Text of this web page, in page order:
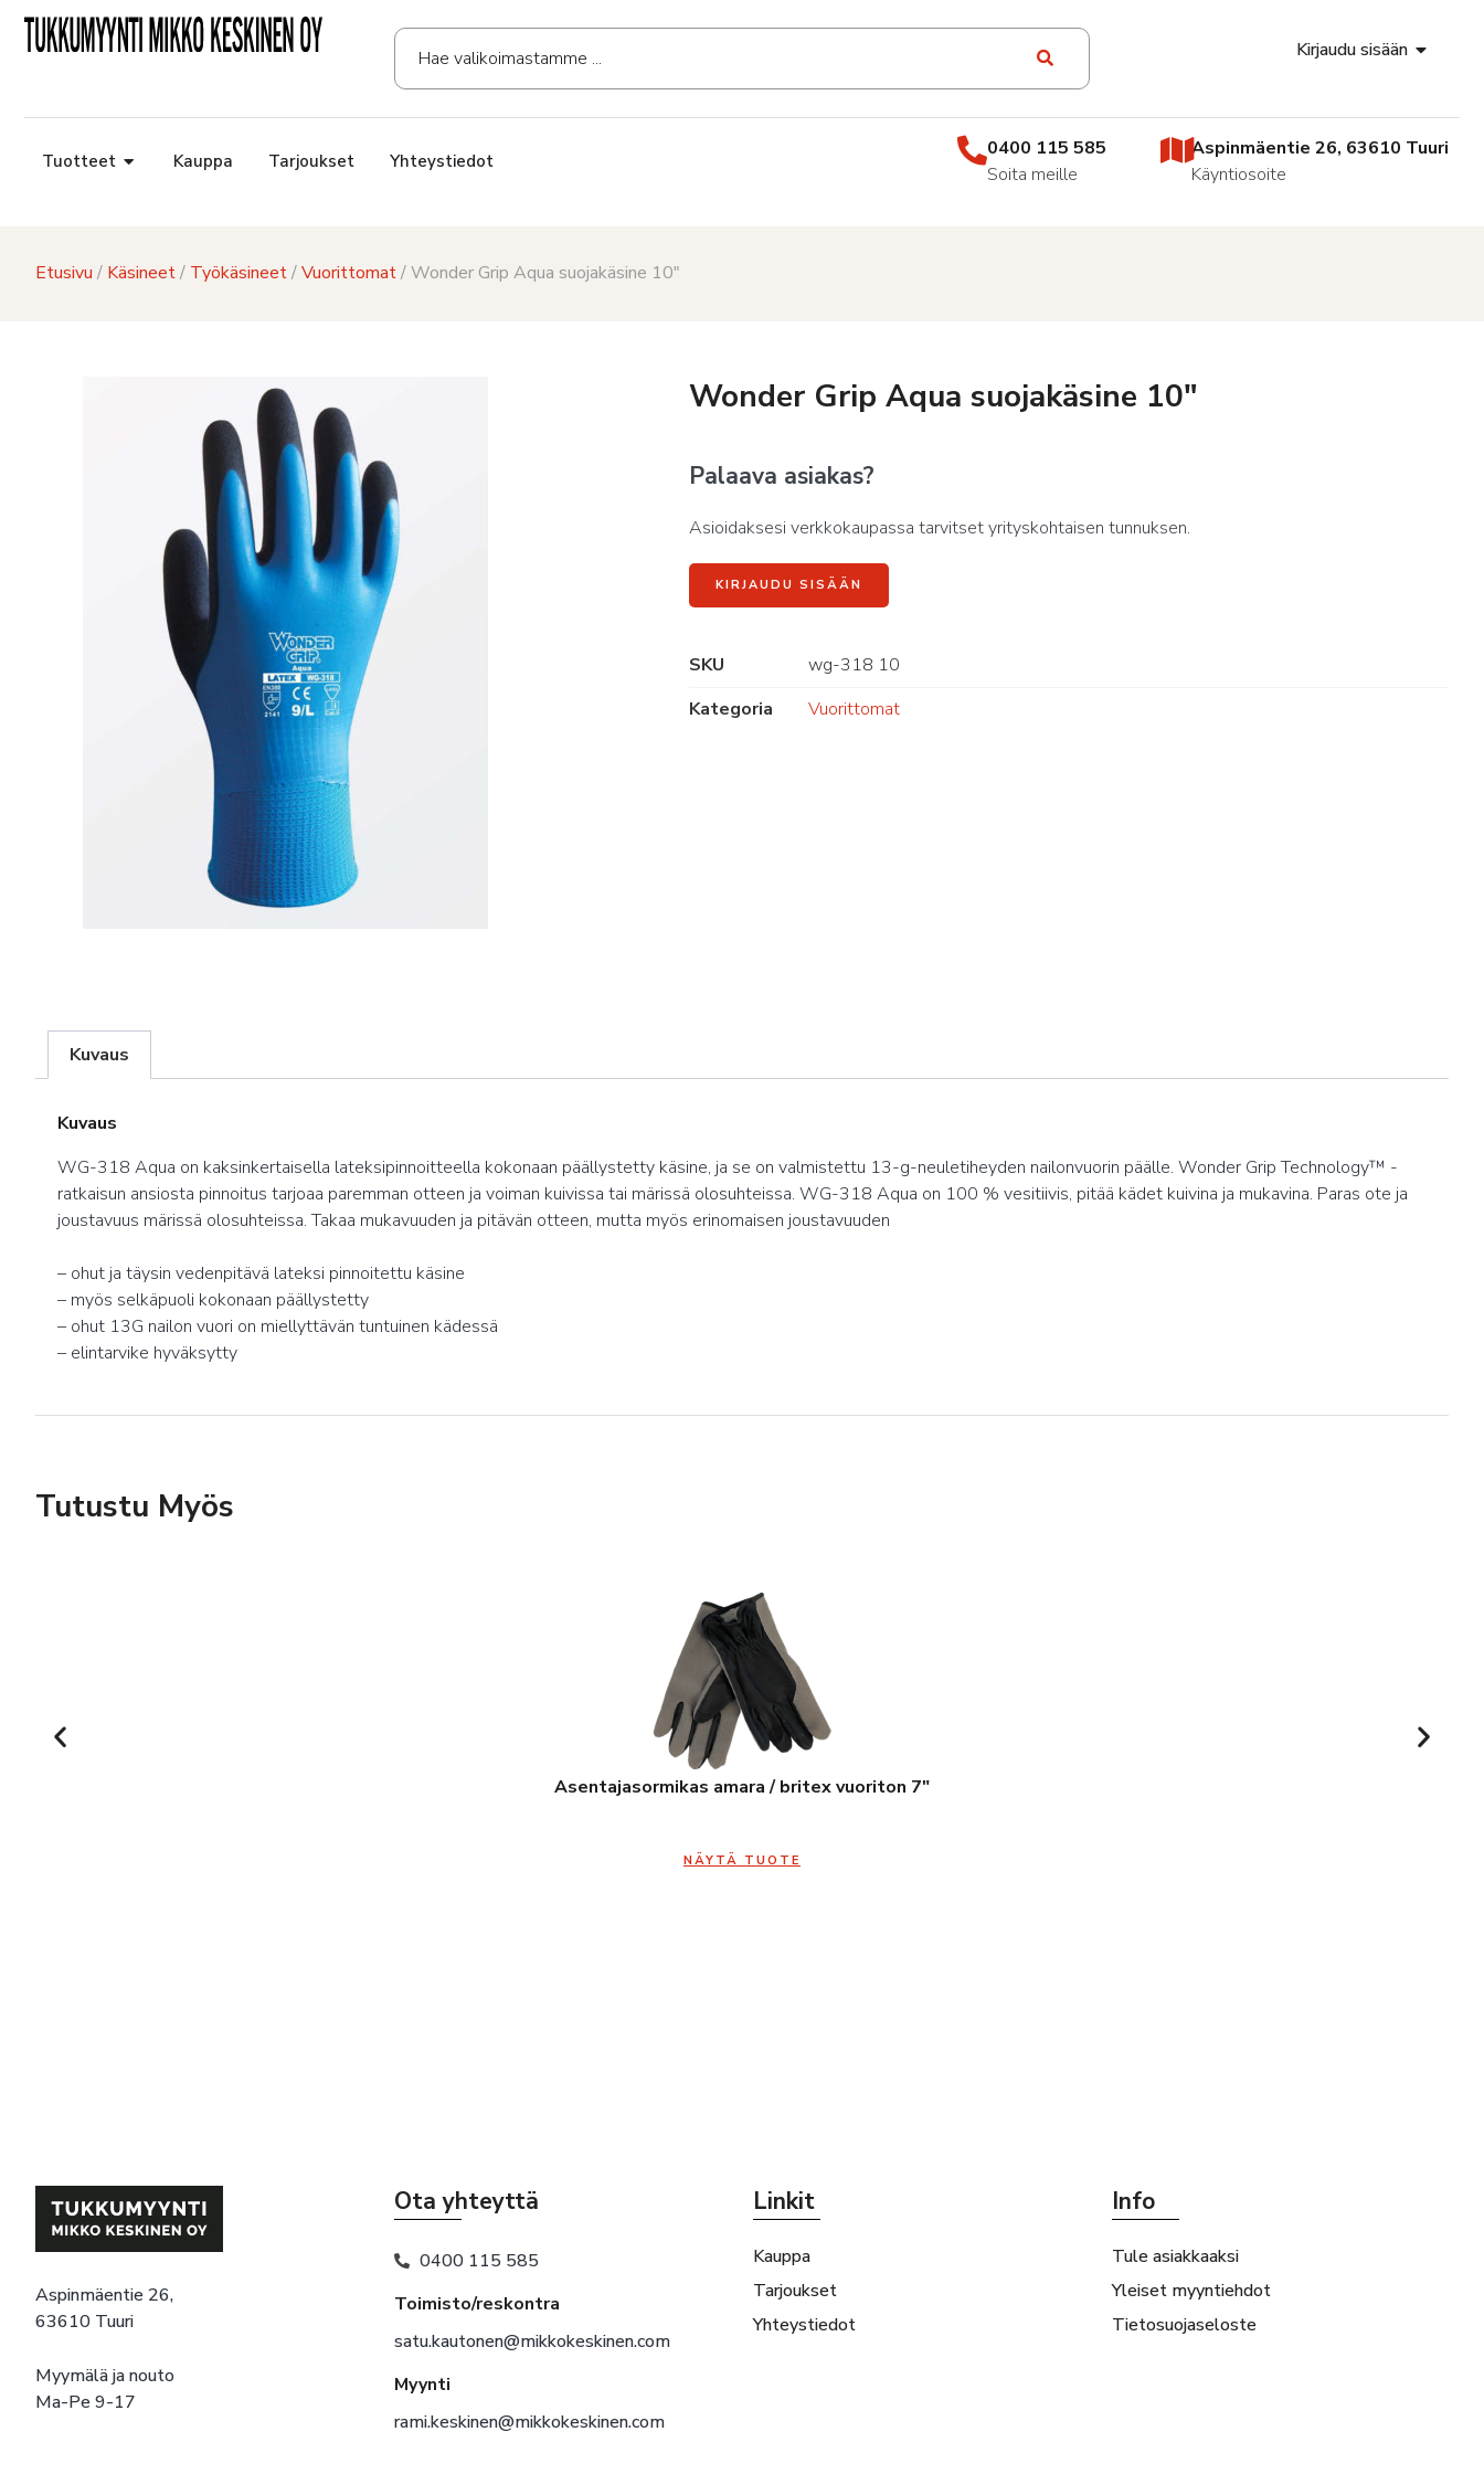
Kirjaudu sisään
Tuotteet Kauppa Tarjoukset Yhteystiedot
0400 115 585
Soita meille
Aspinmäentie 26, 63610 Tuuri
Käyntiosoite
Etusivu / Käsineet/ Työkäsineet/Vuorittomat/ Wonder Grip Aqua suojakäsine 10″
Wonder Grip Aqua suojakäsine 10″
Palaava asiakas?
Asioidaksesi verkkokaupassa tarvitset yrityskohtaisen tunnuksen.
KIRJAUDU SISÄÄN
SKU
wg-318 10
Kategoria
Vuorittomat
Kuvaus
Kuvaus
WG-318 Aqua on kaksinkertaisella lateksipinnoitteella kokonaan päällystetty käsine, ja se on valmistettu 13-g-neuletiheyden nailonvuorin päälle. Wonder Grip Technology™ -
ratkaisun ansiosta pinnoitus tarjoaa paremman otteen ja voiman kuivissa tai märissä olosuhteissa. WG-318 Aqua on 100 % vesitiivis, pitää kädet kuivina ja mukavina. Paras ote ja
joustavuus märissä olosuhteissa. Takaa mukavuuden ja pitävän otteen, mutta myös erinomaisen joustavuuden
– ohut ja täysin vedenpitävä lateksi pinnoitettu käsine
– myös selkäpuoli kokonaan päällystetty
– ohut 13G nailon vuori on miellyttävän tuntuinen kädessä
– elintarvike hyväksytty
Tutustu Myös
Asentajasormikas amara / britex vuoriton 7″
NÄYTÄ TUOTE
Aspinmäentie 26,
63610 Tuuri
Myymälä ja nouto
Ma-Pe 9-17
Ota yhteyttä
0400 115 585
Toimisto/reskontra
satu.kautonen@mikkokeskinen.com
Myynti
rami.keskinen@mikkokeskinen.com
Linkit
Kauppa
Tarjoukset
Yhteystiedot
Info
Tule asiakkaaksi
Yleiset myyntiehdot
Tietosuojaseloste